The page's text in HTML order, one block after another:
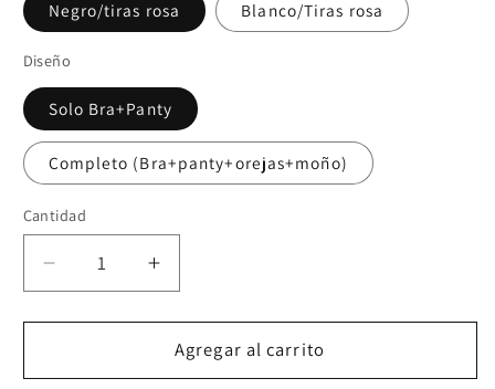
Negro/tiras rosa Blanco/Tiras rosa
Diseño
Solo Bra+Panty
Completo (Bra+panty+orejas+moño)
Cantidad
Reducir
cantidad
para
BUNNY
Aumentar
cantidad
para
Set
BUNNY
Agregar al carrito